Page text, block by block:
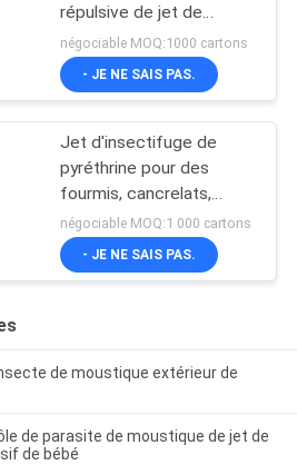
répulsive de jet de
moustique basé par huile
négociable MOQ:1000 cartons
- JE NE SAIS PAS.
Jet d'insectifuge de
pyréthrine pour des
fourmis, cancrelats,
scarabées
négociable MOQ:1 000 cartons
- JE NE SAIS PAS.
de moustique extérieur de
de parasite de moustique de jet de
de bébé